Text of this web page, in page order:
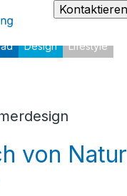
Design Lifestyle
von